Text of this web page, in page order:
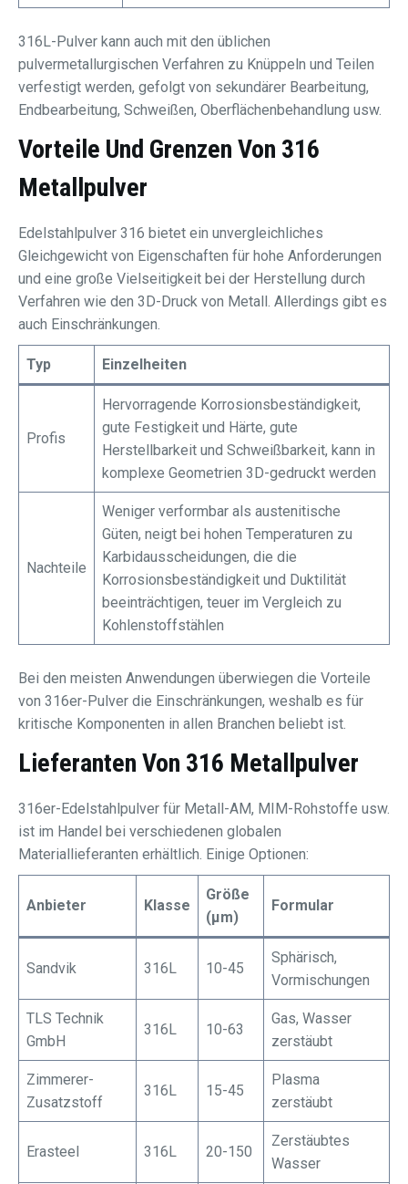
316L-Pulver kann auch mit den üblichen
pulvermetallurgischen Verfahren zu Knüppeln und Teilen
verfestigt werden, gefolgt von sekundärer Bearbeitung,
Endbearbeitung, Schweißen, Oberflächenbehandlung usw.
Vorteile Und Grenzen Von 316
Metallpulver
Edelstahlpulver 316 bietet ein unvergleichliches
Gleichgewicht von Eigenschaften für hohe Anforderungen
und eine große Vielseitigkeit bei der Herstellung durch
Verfahren wie den 3D-Druck von Metall. Allerdings gibt es
auch Einschränkungen.
Typ Einzelheiten
Profis
Hervorragende Korrosionsbeständigkeit,
gute Festigkeit und Härte, gute
Herstellbarkeit und Schweißbarkeit, kann in
komplexe Geometrien 3D-gedruckt werden
Nachteile
Weniger verformbar als austenitische
Güten, neigt bei hohen Temperaturen zu
Karbidausscheidungen, die die
Korrosionsbeständigkeit und Duktilität
beeinträchtigen, teuer im Vergleich zu
Kohlenstoffstählen
Bei den meisten Anwendungen überwiegen die Vorteile
von 316er-Pulver die Einschränkungen, weshalb es für
kritische Komponenten in allen Branchen beliebt ist.
Lieferanten Von 316 Metallpulver
316er-Edelstahlpulver für Metall-AM, MIM-Rohstoffe usw.
ist im Handel bei verschiedenen globalen
Materiallieferanten erhältlich. Einige Optionen:
Anbieter Klasse
Größe
(μm)
Formular
Sandvik 316L 10-45
Sphärisch,
Vormischungen
TLS Technik
GmbH
316L 10-63
Gas, Wasser
zerstäubt
Zimmerer-
Zusatzstoff
316L 15-45
Plasma
zerstäubt
Erasteel 316L 20-150
Zerstäubtes
Wasser